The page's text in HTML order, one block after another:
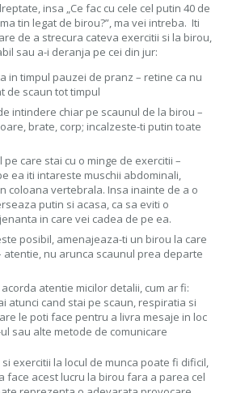
insa „Ce fac cu cele cel putin 40 de
tin legat de birou?”, ma vei intreba. Iti
de a strecura cateva exercitii si la birou,
sau a-i deranja pe cei din jur:
in timpul pauzei de pranz – retine ca nu
de scaun tot timpul
intindere chiar pe scaunul de la birou –
brate, corp; incalzeste-ti putin toate
care stai cu o minge de exercitii –
ea iti intareste muschii abdominali,
coloana vertebrala. Insa inainte de a o
putin si acasa, ca sa eviti o
in care vei cadea de pe ea.
posibil, amenajeaza-ti un birou la care
atentie, nu arunca scaunul prea departe
atentie micilor detalii, cum ar fi:
atunci cand stai pe scaun, respiratia si
le poti face pentru a livra mesaje in loc
sau alte metode de comunicare
exercitii la locul de munca poate fi dificil,
face acest lucru la birou fara a parea cel